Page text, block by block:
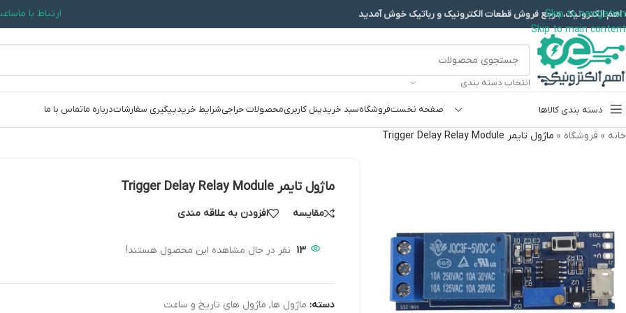
Skip to navigation
Skip to main content
اهم الکترونیک، مرجع فروش قطعات الکترونیک و رباتیک خوش آمدید ارتباط با ماساعت کاری:
انتخاب دسته بندی
دسته بندی کالاها
سنسور بخار سرد
کی پد و جوی استیک
ماژول GPS-GPRS
ماژول رله و سوییچ
صفحه نخستفروشگاهسبد خریدپنل کاربریمحصولات حراجیشرایط خریدپیگیری سفارشاتدرباره ماتماس با ما
خانه » فروشگاه » ماژول تایمر Trigger Delay Relay Module
ماژول تایمر Trigger Delay Relay Module
مقایسه افزودن به علاقه مندی
13 نفر در حال مشاهده این محصول هستند!
دسته: ماژول ها, ماژول های تاریخ و ساعت